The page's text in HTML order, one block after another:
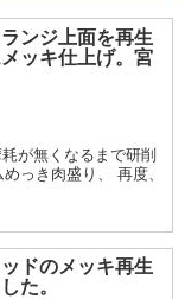
ンジ上面を再生
ッキ仕上げ。宮
が無くなるまで研削
っき肉盛り、 再度、
ドのメッキ再生
た。